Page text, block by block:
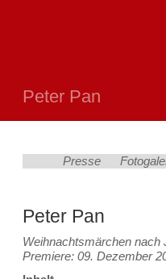
Peter Pan
Presse
Peter Pan
Weihnachtsmärchen nach
Premiere: 09. Dezember